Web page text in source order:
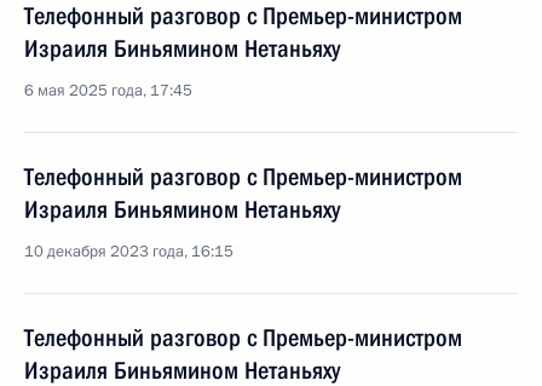
Телефонный разговор с Премьер-министром
Израиля Биньямином Нетаньяху
6 мая 2025 года, 17:45
Телефонный разговор с Премьер-министром
Израиля Биньямином Нетаньяху
10 декабря 2023 года, 16:15
Телефонный разговор с Премьер-министром
Израиля Биньямином Нетаньяху